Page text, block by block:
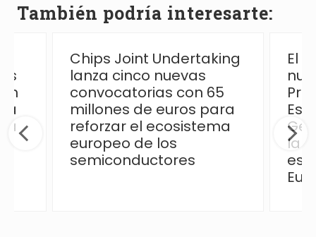
También podría interesarte:
Chips Joint Undertaking
lanza cinco nuevas
convocatorias con 65
millones de euros para
reforzar el ecosistema
europeo de los
semiconductores
El
la